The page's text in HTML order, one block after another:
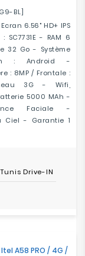
BL]
6.56" HD+ IPS
SC7731E - RAM 6
32 Go - Système
: Android -
: 8MP / Frontale :
3G - Wifi,
5000 MAh -
Faciale -
Ciel - Garantie 1
Tunis Drive-IN
A58 PRO / 4G /